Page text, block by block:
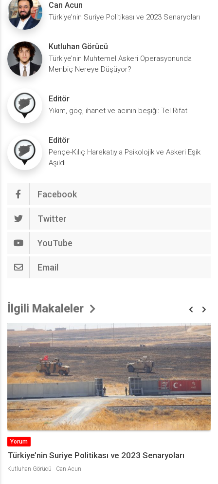
Can Acun
Türkiye’nin Suriye Politikası ve 2023 Senaryoları
Kutluhan Görücü
Türkiye’nin Muhtemel Askeri Operasyonunda
Menbiç Nereye Düşüyor?
Editör
Yıkım, göç, ihanet ve acının beşiği: Tel Rıfat
Editör
Pençe-Kılıç Harekatıyla Psikolojik ve Askeri Eşik
Aşıldı
Facebook
Twitter
YouTube
Email
İlgili Makaleler
Yorum
Türkiye’nin Suriye Politikası ve 2023 Senaryoları
Kutluhan Görücü Can Acun